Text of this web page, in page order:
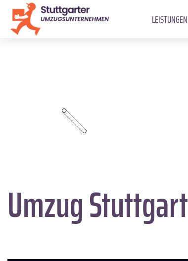
LEISTUNGEN
Umzug Stuttgart